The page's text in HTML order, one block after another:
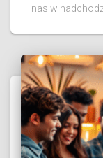
nas w